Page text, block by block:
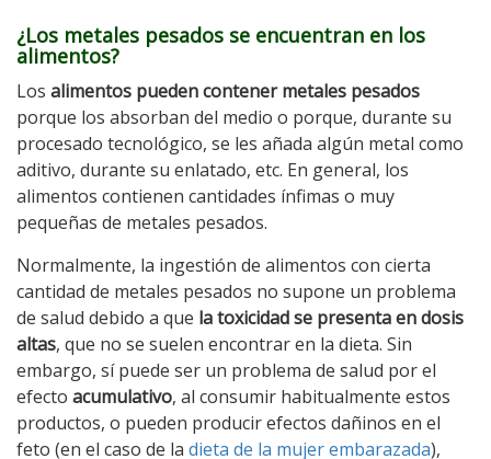
¿Los metales pesados se encuentran en los
alimentos?
Los alimentos pueden contener metales pesados
porque los absorban del medio o porque, durante su
procesado tecnológico, se les añada algún metal como
aditivo, durante su enlatado, etc. En general, los
alimentos contienen cantidades ínfimas o muy
pequeñas de metales pesados.
Normalmente, la ingestión de alimentos con cierta
cantidad de metales pesados no supone un problema
de salud debido a que la toxicidad se presenta en dosis
altas, que no se suelen encontrar en la dieta. Sin
embargo, sí puede ser un problema de salud por el
efecto acumulativo, al consumir habitualmente estos
productos, o pueden producir efectos dañinos en el
feto (en el caso de la dieta de la mujer embarazada),